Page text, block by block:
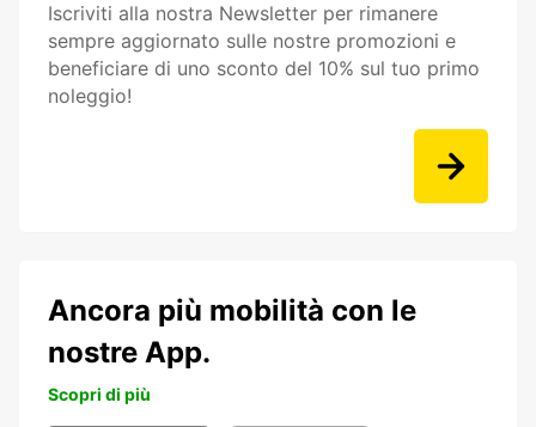
Iscriviti alla nostra Newsletter per rimanere
sempre aggiornato sulle nostre promozioni e
beneficiare di uno sconto del 10% sul tuo primo
noleggio!
Ancora più mobilità con le
nostre App.
Scopri di più